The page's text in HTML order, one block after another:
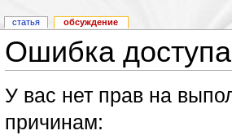
Ошибка доступа
У вас нет прав на
причинам:
статья обсуждение